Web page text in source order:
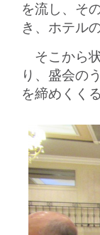
を流し、そ
き、ホテル
そこから
り、盛会の
を締めくく